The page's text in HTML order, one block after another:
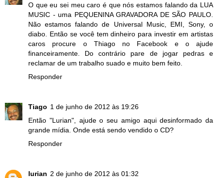
O que eu sei meu caro é que nós estamos falando da LUA
MUSIC - uma PEQUENINA GRAVADORA DE SÃO PAULO.
Não estamos falando de Universal Music, EMI, Sony, o
diabo. Então se você tem dinheiro para investir em artistas
caros procure o Thiago no Facebook e o ajude
financeiramente. Do contrário pare de jogar pedras e
reclamar de um trabalho suado e muito bem feito.
Responder
Tiago 1 de junho de 2012 às 19:26
Então "Lurian", ajude o seu amigo aqui desinformado da
grande mídia. Onde está sendo vendido o CD?
Responder
lurian 2 de junho de 2012 às 01:32